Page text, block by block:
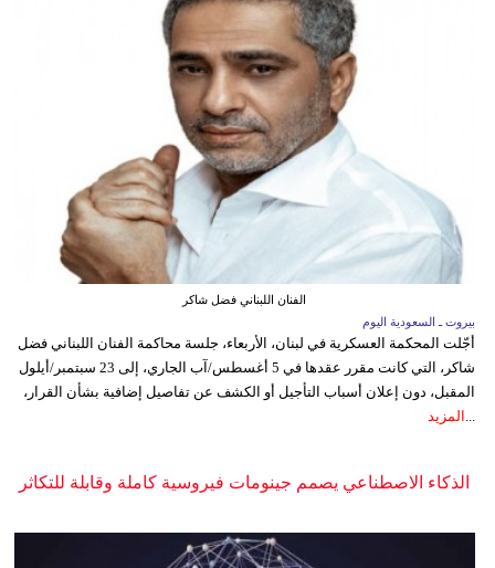
الفنان اللبناني فضل شاكر
بيروت ـ السعودية اليوم
أجّلت المحكمة العسكرية في لبنان، الأربعاء، جلسة محاكمة الفنان اللبناني فضل
شاكر، التي كانت مقرر عقدها في 5 أغسطس/آب الجاري، إلى 23 سبتمبر/أيلول
المقبل، دون إعلان أسباب التأجيل أو الكشف عن تفاصيل إضافية بشأن القرار،
... المزيد
الذكاء الاصطناعي يصمم جينومات فيروسية كاملة وقابلة للتكاثر